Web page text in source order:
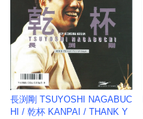
長渕剛 TSUYOSHI NAGABUC
HI / 乾杯 KANPAI / THANK Y